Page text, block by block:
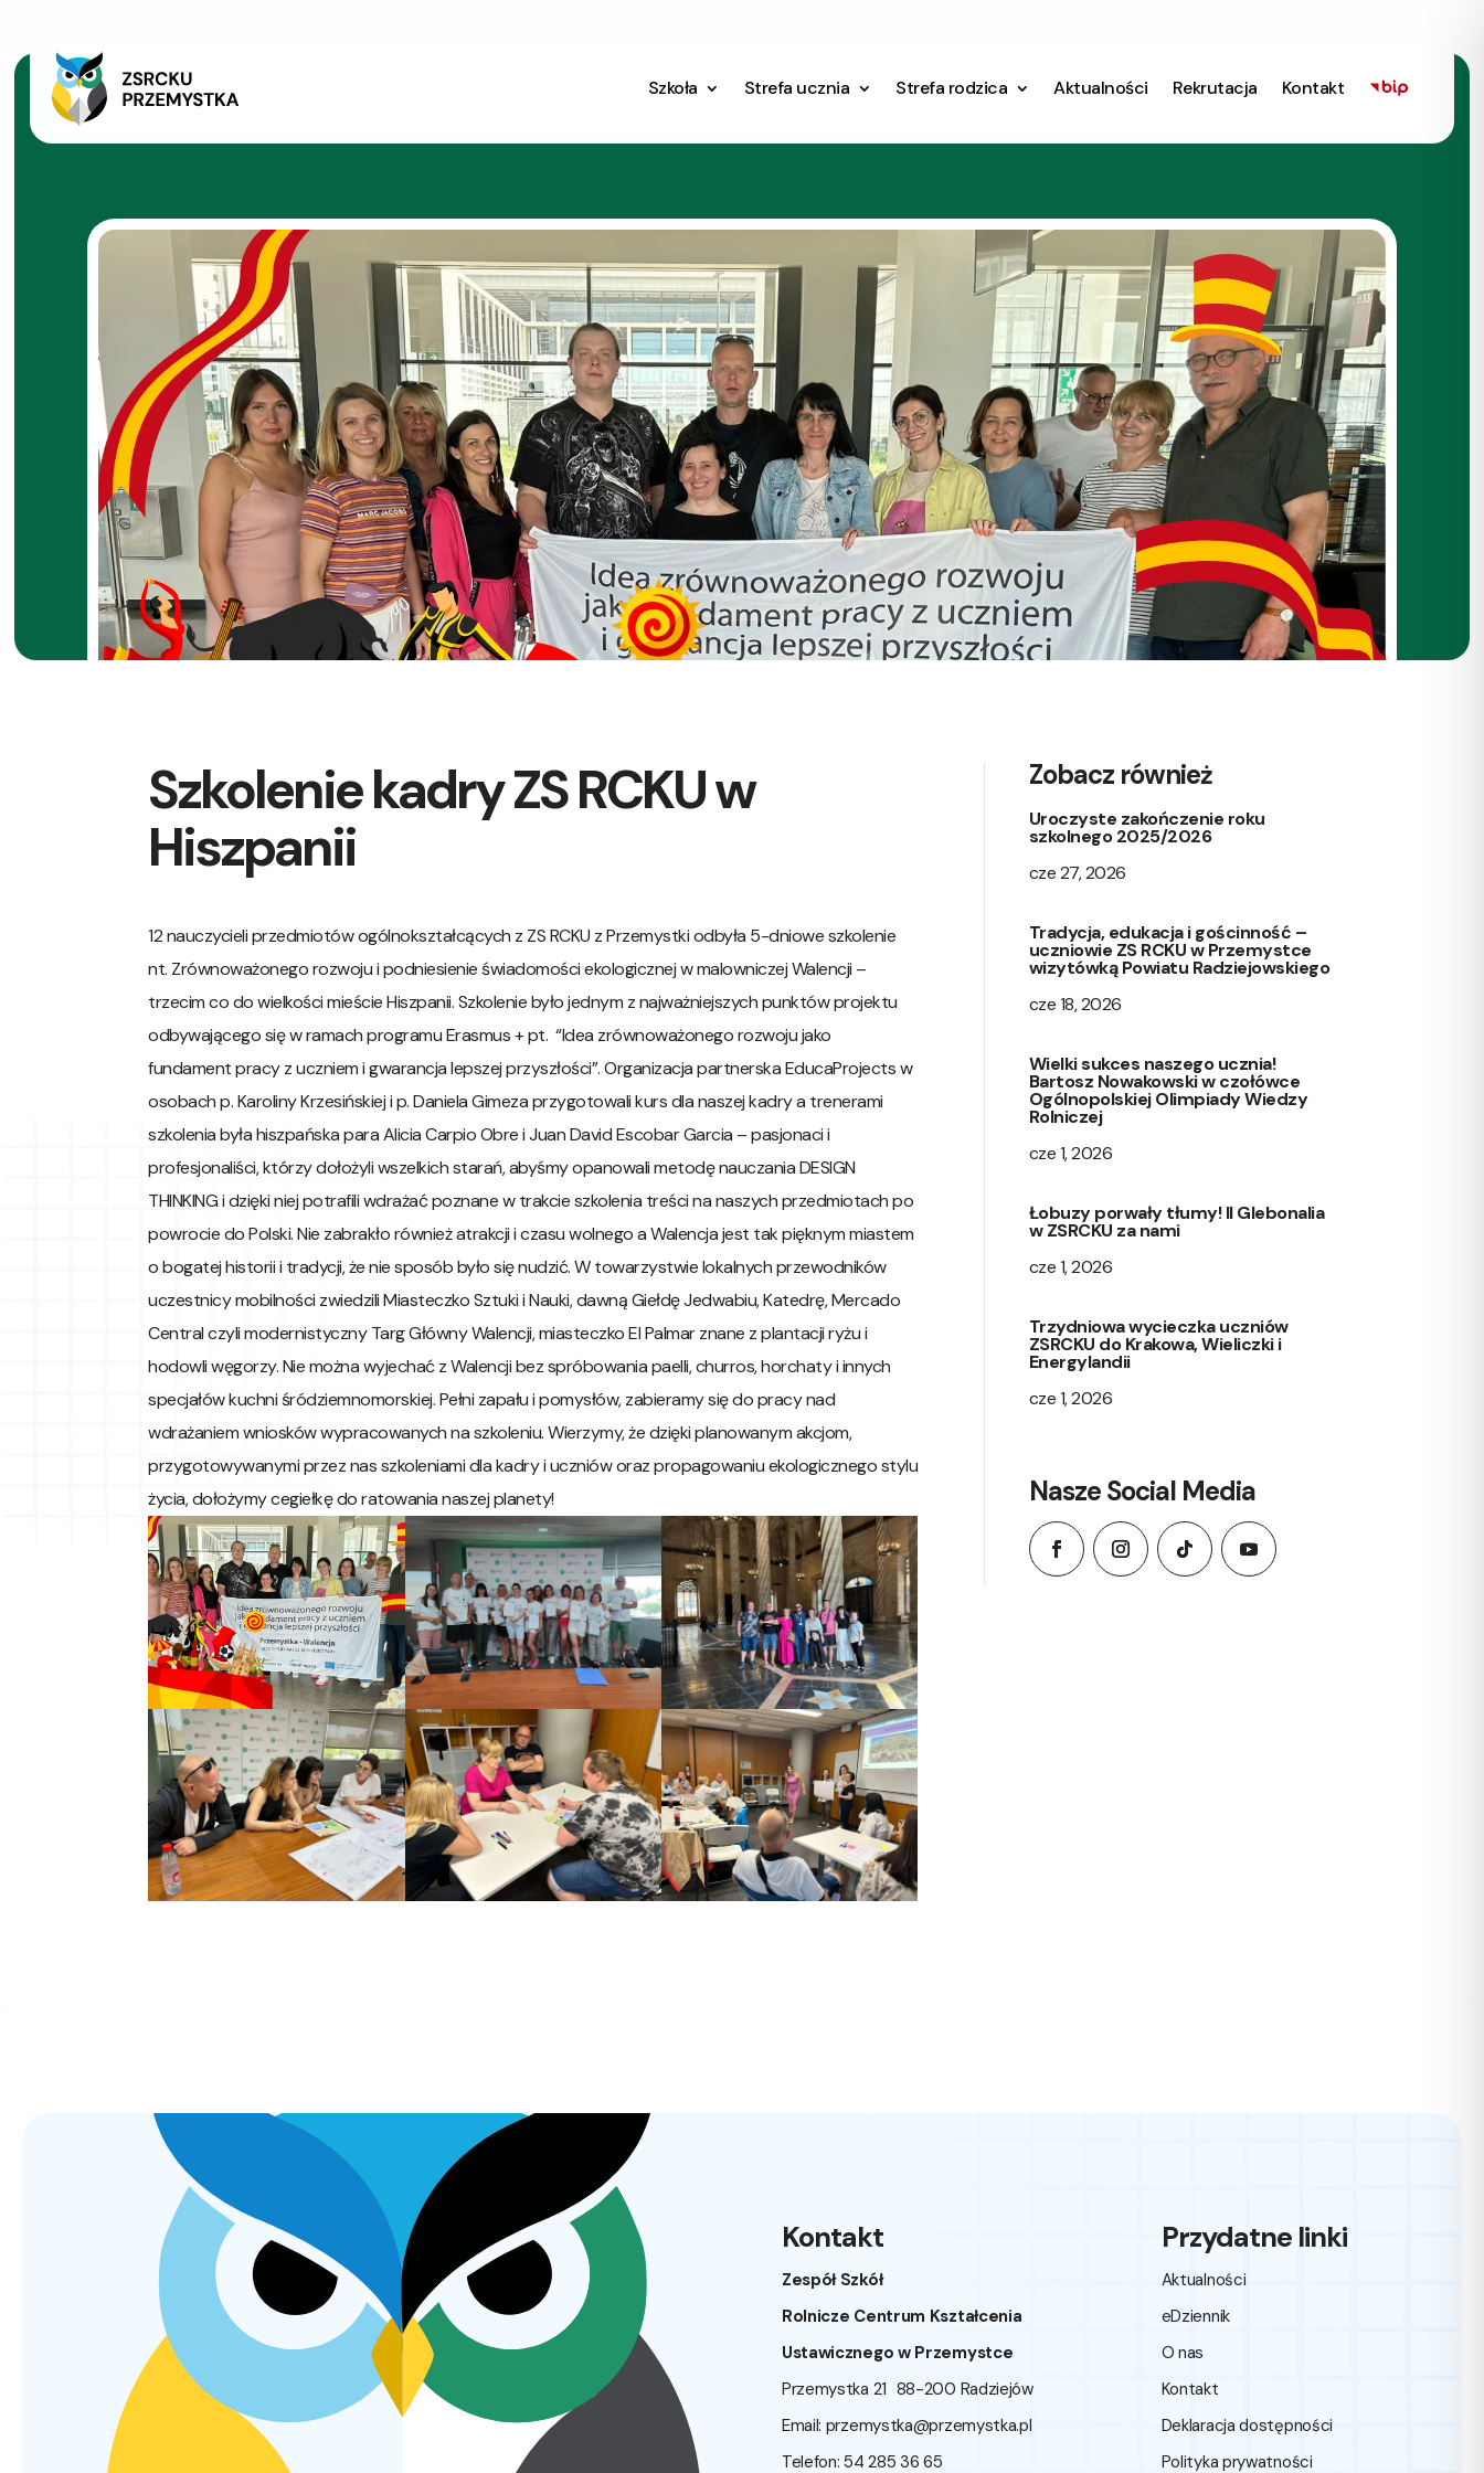
Szkoła Strefa ucznia Strefa rodzica Aktualności Rekrutacja Kontakt
Szkolenie kadry ZS RCKU w
Hiszpanii
12 nauczycieli przedmiotów ogólnokształcących z ZS RCKU z Przemystki odbyła 5-dniowe szkolenie
nt. Zrównoważonego rozwoju i podniesienie świadomości ekologicznej w malowniczej Walencji –
trzecim co do wielkości mieście Hiszpanii. Szkolenie było jednym z najważniejszych punktów projektu
odbywającego się w ramach programu Erasmus + pt. “Idea zrównoważonego rozwoju jako
fundament pracy z uczniem i gwarancja lepszej przyszłości”. Organizacja partnerska EducaProjects w
osobach p. Karoliny Krzesińskiej i p. Daniela Gimeza przygotowali kurs dla naszej kadry a trenerami
szkolenia była hiszpańska para Alicia Carpio Obre i Juan David Escobar Garcia – pasjonaci i
profesjonaliści, którzy dołożyli wszelkich starań, abyśmy opanowali metodę nauczania DESIGN
THINKING i dzięki niej potrafili wdrażać poznane w trakcie szkolenia treści na naszych przedmiotach po
powrocie do Polski. Nie zabrakło również atrakcji i czasu wolnego a Walencja jest tak pięknym miastem
o bogatej historii i tradycji, że nie sposób było się nudzić. W towarzystwie lokalnych przewodników
uczestnicy mobilności zwiedzili Miasteczko Sztuki i Nauki, dawną Giełdę Jedwabiu, Katedrę, Mercado
Central czyli modernistyczny Targ Główny Walencji, miasteczko El Palmar znane z plantacji ryżu i
hodowli węgorzy. Nie można wyjechać z Walencji bez spróbowania paelli, churros, horchaty i innych
specjałów kuchni śródziemnomorskiej. Pełni zapału i pomysłów, zabieramy się do pracy nad
wdrażaniem wniosków wypracowanych na szkoleniu. Wierzymy, że dzięki planowanym akcjom,
przygotowywanymi przez nas szkoleniami dla kadry i uczniów oraz propagowaniu ekologicznego stylu
życia, dołożymy cegiełkę do ratowania naszej planety!
Zobacz również
Uroczyste zakończenie roku
szkolnego 2025/2026
cze 27, 2026
Tradycja, edukacja i gościnność –
uczniowie ZS RCKU w Przemystce
wizytówką Powiatu Radziejowskiego
cze 18, 2026
Wielki sukces naszego ucznia!
Bartosz Nowakowski w czołówce
Ogólnopolskiej Olimpiady Wiedzy
Rolniczej
cze 1, 2026
Łobuzy porwały tłumy! II Glebonalia
w ZSRCKU za nami
cze 1, 2026
Trzydniowa wycieczka uczniów
ZSRCKU do Krakowa, Wieliczki i
Energylandii
cze 1, 2026
Nasze Social Media
Kontakt
Zespół Szkół
Rolnicze Centrum Kształcenia
Ustawicznego w Przemystce
Przemystka 21 88-200 Radziejów
Email: przemystka@przemystka.pl
Telefon: 54 285 36 65
Przydatne linki
Aktualności
eDziennik
O nas
Kontakt
Deklaracja dostępności
Polityka prywatności